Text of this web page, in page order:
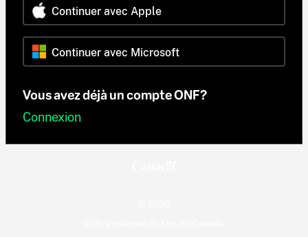
Continuer avec Apple
Continuer avec Microsoft
Vous avez déjà un compte ONF?
Connexion